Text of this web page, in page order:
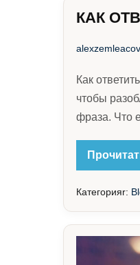
КАК
alexzemleacov
Как
чтобы
фраза. Что
Категорияr: